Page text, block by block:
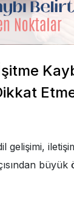
gelişimi,
büyük